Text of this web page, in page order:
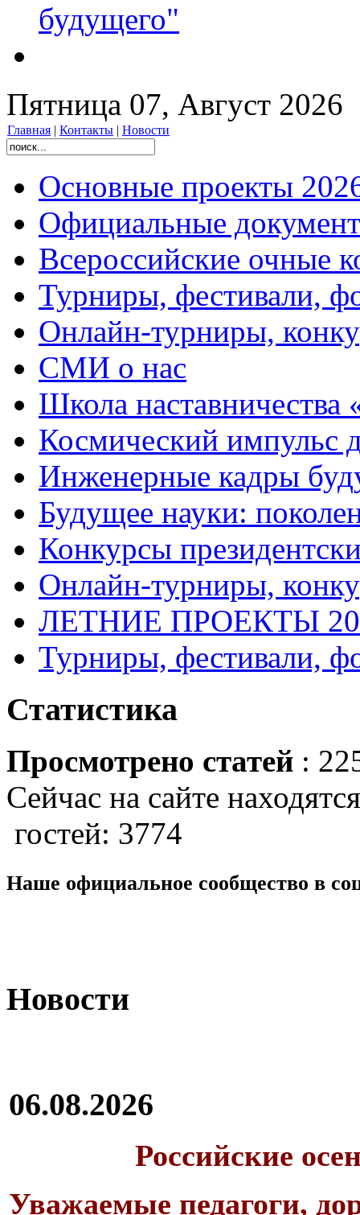
будущего"
Пятница 07, Август 2026
Главная | Контакты | Новости
Основные проекты
Официальные
Всероссийские очные
Турниры, фестивали,
Онлайн-турниры,
СМИ о нас
Школа
Космический импульс
Инженерные кадры
Будущее науки:
Конкурсы
Онлайн-турниры,
ЛЕТНИЕ ПРОЕКТЫ
Турниры, фестивали,
Статистика
Просмотрено статей :
Сейчас на сайте
гостей: 3774
Наше официальное сообщество в
Новости
06.08.2026
Российские
Уважаемые педагоги,